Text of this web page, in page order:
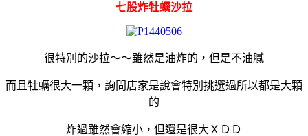
七股炸牡蠣沙拉
很特別的沙拉～～雖然是油炸的，但是不油膩
而且牡蠣很大一顆，詢問店家是說會特別挑選過所以都是大顆
的
炸過雖然會縮小，但還是很大ＸＤＤ